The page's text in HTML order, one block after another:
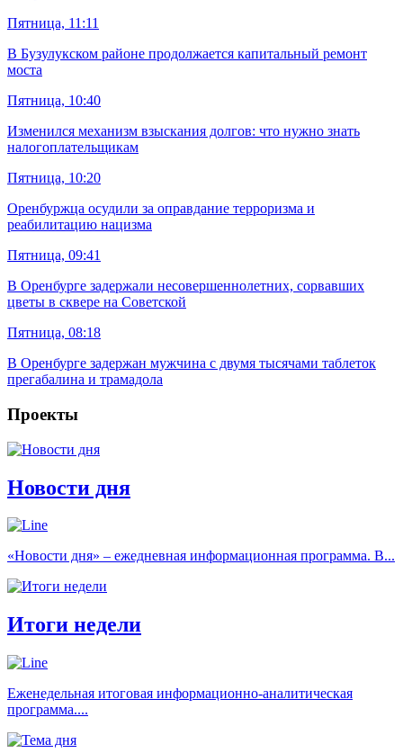
Пятница, 11:11
В Бузулукском районе продолжается капитальный ремонт
моста
Пятница, 10:40
Изменился механизм взыскания долгов: что нужно знать
налогоплательщикам
Пятница, 10:20
Оренбуржца осудили за оправдание терроризма и
реабилитацию нацизма
Пятница, 09:41
В Оренбурге задержали несовершеннолетних, сорвавших
цветы в сквере на Советской
Пятница, 08:18
В Оренбурге задержан мужчина с двумя тысячами таблеток
прегабалина и трамадола
Проекты
Новости дня
«Новости дня» – ежедневная информационная программа. В...
Итоги недели
Еженедельная итоговая информационно-аналитическая
программа....